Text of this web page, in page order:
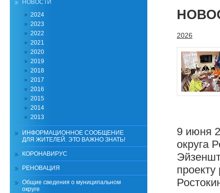
2026
9 июня
округа
НОВОСТИ
2024
2023
2022
2021
2020
2019
2018
2017
2016
2015
2014
2013
ИНФОРМАЦИОННОЕ СООБЩЕНИЕ
ДЛЯ ЖИТЕЛЕЙ. ЭТО ВАЖНО ЗНАТЬ!
КОРОНАВИРУС
РЕНОВАЦИЯ
Общие сведения о муниципальном
округе